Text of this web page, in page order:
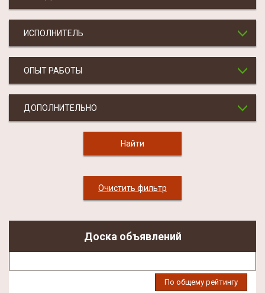
ИСПОЛНИТЕЛЬ
ОПЫТ РАБОТЫ
ДОПОЛНИТЕЛЬНО
Очистить фильтр
Доска объявлений
По общему рейтингу